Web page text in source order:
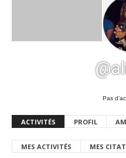
Pas
ACTIVITÉS PROFIL
MES ACTIVITÉS MES